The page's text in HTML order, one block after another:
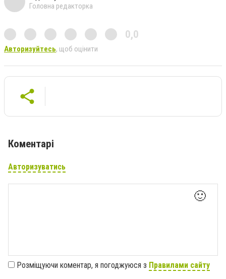
Головна редакторка
0,0
Авторизуйтесь, щоб оцінити
Коментарі
Авторизуватись
🙂
Розміщуючи коментар, я погоджуюся з Правилами сайту